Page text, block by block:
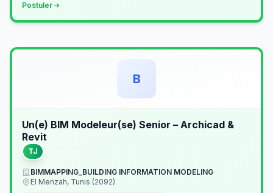
Postuler
B
Un(e) BIM Modeleur(se) Senior – Archicad &
Revit
TJ
BIMMAPPING_BUILDING INFORMATION MODELING
El Menzah, Tunis (2092)